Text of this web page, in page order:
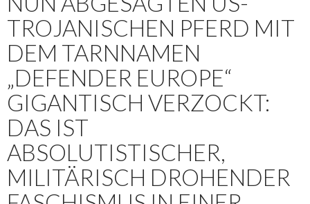
TROJANISCHEN PFERD MIT
DEM TARNNAMEN
„DEFENDER EUROPE“
GIGANTISCH VERZOCKT:
DAS IST
ABSOLUTISTISCHER,
MILITÄRISCH DROHENDER